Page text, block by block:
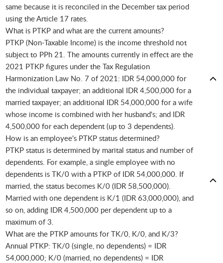
same because it is reconciled in the December tax period
using the Article 17 rates.
What is PTKP and what are the current amounts?
PTKP (Non-Taxable Income) is the income threshold not
subject to PPh 21. The amounts currently in effect are the
2021 PTKP figures under the Tax Regulation
Harmonization Law No. 7 of 2021: IDR 54,000,000 for
the individual taxpayer; an additional IDR 4,500,000 for a
married taxpayer; an additional IDR 54,000,000 for a wife
whose income is combined with her husband's; and IDR
4,500,000 for each dependent (up to 3 dependents).
How is an employee's PTKP status determined?
PTKP status is determined by marital status and number of
dependents. For example, a single employee with no
dependents is TK/0 with a PTKP of IDR 54,000,000. If
married, the status becomes K/0 (IDR 58,500,000).
Married with one dependent is K/1 (IDR 63,000,000), and
so on, adding IDR 4,500,000 per dependent up to a
maximum of 3.
What are the PTKP amounts for TK/0, K/0, and K/3?
Annual PTKP: TK/0 (single, no dependents) = IDR
54,000,000; K/0 (married, no dependents) = IDR